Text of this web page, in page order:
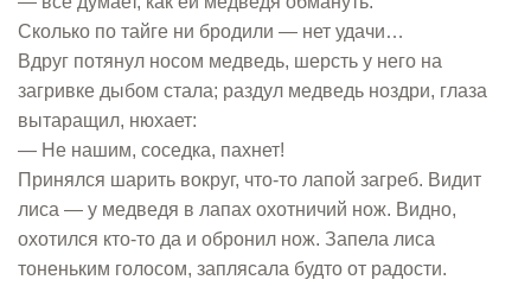
Сколько по тайге ни бродили — нет удачи…
Вдруг потянул носом медведь, шерсть у него на
загривке дыбом стала; раздул медведь ноздри, глаза
вытаращил, нюхает:
— Не нашим, соседка, пахнет!
Принялся шарить вокруг, что-то лапой загреб. Видит
лиса — у медведя в лапах охотничий нож. Видно,
охотился кто-то да и обронил нож. Запела лиса
тоненьким голосом, заплясала будто от радости.